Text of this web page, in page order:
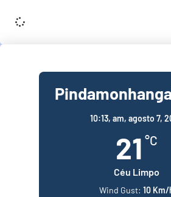
10:13, am, agosto 7,
21 °C
Céu Limpo
Wind Gust: 10 Km/